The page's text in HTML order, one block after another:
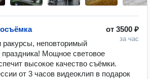
от 3500 ₽
за час
неповторимый
праздника! Мощное световое
высокое качество съёмки.
от 3 часов видеоклип в подарок